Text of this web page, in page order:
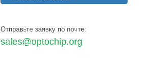
Отправьте заявку по почте:
sales@optochip.org